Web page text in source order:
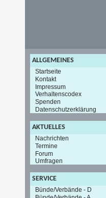
ALLGEMEINES
Startseite
Kontakt
Impressum
Verhaltenscodex
Spenden
Datenschutzerklärung
AKTUELLES
Nachrichten
Termine
Forum
Umfragen
SERVICE
Bünde/Verbände - D